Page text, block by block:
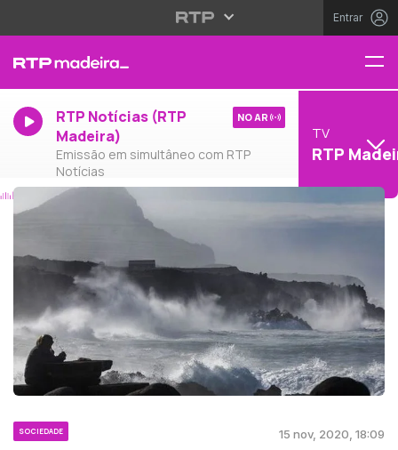
Entrar
RTP Notícias (RTP
Madeira)
Emissão em simultâneo com RTP
Notícias
NO AR
TV
RTP
SOCIEDADE 15 nov, 2020, 18:09